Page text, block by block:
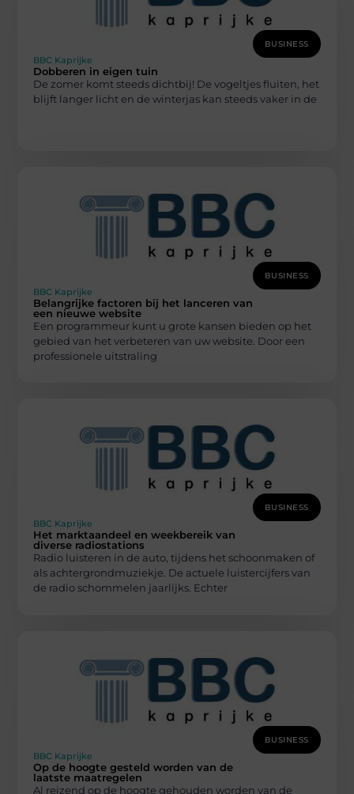
BUSINESS
BBC Kaprijke
Dobberen in eigen tuin
De zomer komt steeds dichtbij! De vogeltjes fluiten, het
blijft langer licht en de winterjas kan steeds vaker in de
BUSINESS
BBC Kaprijke
Belangrijke factoren bij het lanceren van
een nieuwe website
Een programmeur kunt u grote kansen bieden op het
gebied van het verbeteren van uw website. Door een
professionele uitstraling
BUSINESS
BBC Kaprijke
Het marktaandeel en weekbereik van
diverse radiostations
Radio luisteren in de auto, tijdens het schoonmaken of
als achtergrondmuziekje. De actuele luistercijfers van
de radio schommelen jaarlijks. Echter
BUSINESS
BBC Kaprijke
Op de hoogte gesteld worden van de
laatste maatregelen
Al reizend op de hoogte gehouden worden van de